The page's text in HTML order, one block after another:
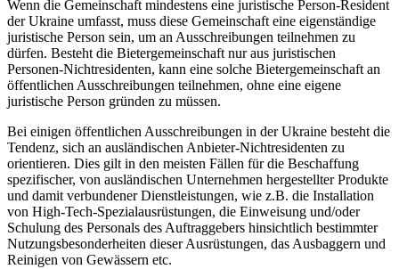
Wenn die Gemeinschaft mindestens eine juristische Person-Resident
der Ukraine umfasst, muss diese Gemeinschaft eine eigenständige
juristische Person sein, um an Ausschreibungen teilnehmen zu
dürfen. Besteht die Bietergemeinschaft nur aus juristischen
Personen-Nichtresidenten, kann eine solche Bietergemeinschaft an
öffentlichen Ausschreibungen teilnehmen, ohne eine eigene
juristische Person gründen zu müssen.
Bei einigen öffentlichen Ausschreibungen in der Ukraine besteht die
Tendenz, sich an ausländischen Anbieter-Nichtresidenten zu
orientieren. Dies gilt in den meisten Fällen für die Beschaffung
spezifischer, von ausländischen Unternehmen hergestellter Produkte
und damit verbundener Dienstleistungen, wie z.B. die Installation
von High-Tech-Spezialausrüstungen, die Einweisung und/oder
Schulung des Personals des Auftraggebers hinsichtlich bestimmter
Nutzungsbesonderheiten dieser Ausrüstungen, das Ausbaggern und
Reinigen von Gewässern etc.